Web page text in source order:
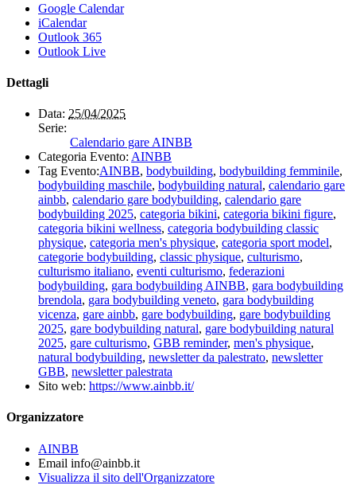
Google Calendar
iCalendar
Outlook 365
Outlook Live
Dettagli
Data: 25/04/2025
Serie:
Calendario gare AINBB
Categoria Evento: AINBB
Tag Evento:AINBB, bodybuilding, bodybuilding femminile,
bodybuilding maschile, bodybuilding natural, calendario gare
ainbb, calendario gare bodybuilding, calendario gare
bodybuilding 2025, categoria bikini, categoria bikini figure,
categoria bikini wellness, categoria bodybuilding classic
physique, categoria men's physique, categoria sport model,
categorie bodybuilding, classic physique, culturismo,
culturismo italiano, eventi culturismo, federazioni
bodybuilding, gara bodybuilding AINBB, gara bodybuilding
brendola, gara bodybuilding veneto, gara bodybuilding
vicenza, gare ainbb, gare bodybuilding, gare bodybuilding
2025, gare bodybuilding natural, gare bodybuilding natural
2025, gare culturismo, GBB reminder, men's physique,
natural bodybuilding, newsletter da palestrato, newsletter
GBB, newsletter palestrata
Sito web: https://www.ainbb.it/
Organizzatore
AINBB
Email info@ainbb.it
Visualizza il sito dell'Organizzatore